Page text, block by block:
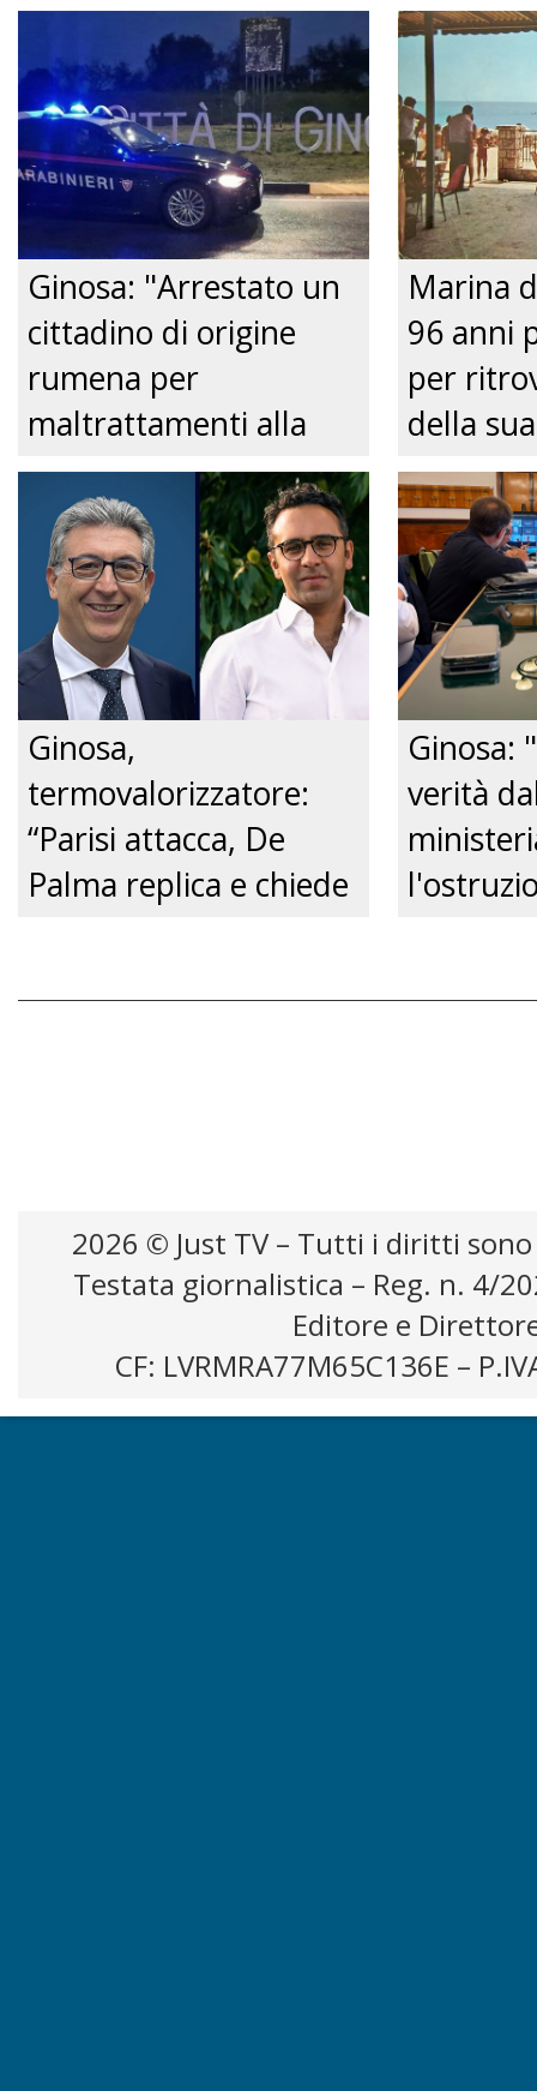
Ginosa: "Arrestato un
cittadino di origine
rumena per
maltrattamenti alla
convivente." Just tv
Marina
96 anni
per
della
dalla
Just tv
Ginosa,
termovalorizzatore:
“Parisi attacca, De
Palma replica e chiede
Ginosa:
verità
2026 © Just TV – Tutti i diritti
Testata giornalistica – Reg. n. 4/
Editore e
CF: LVRMRA77M65C136E –